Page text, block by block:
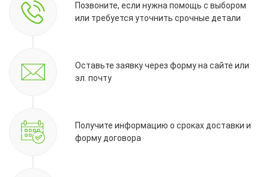
Позвоните, если нужна помощь с выбором
или требуется уточнить срочные детали
Оставьте заявку через форму на сайте или
эл. почту
Получите информацию о сроках доставки и
форму договора